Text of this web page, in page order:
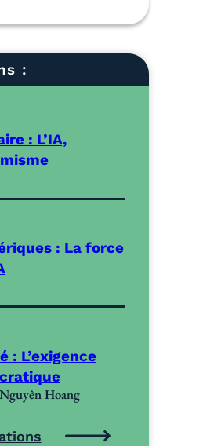
:
: L’IA,
: La force
: L’exigence
Hoang